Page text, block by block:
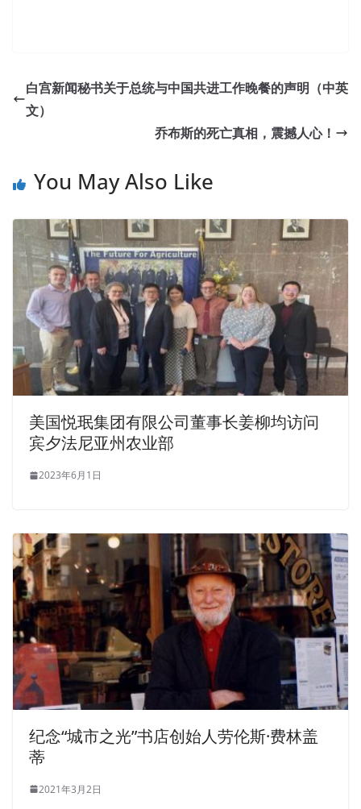
白宫新闻秘书关于总统与中国共进工作晚餐的声明（中英
文）
乔布斯的死亡真相，震撼人心！
You May Also Like
美国悦珉集团有限公司董事长姜柳均访问
宾夕法尼亚州农业部
2023年6月1日
纪念“城市之光”书店创始人劳伦斯·费林盖
蒂
2021年3月2日